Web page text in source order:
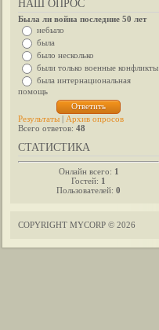
НАШ ОПРОС
Была ли война последние 50 лет
небыло
была
было несколько
были только военные конфликты
была интернациональная
помощь
Результаты | Архив опросов
Всего ответов: 48
СТАТИСТИКА
Онлайн всего: 1
Гостей: 1
Пользователей: 0
COPYRIGHT MYCORP © 2026